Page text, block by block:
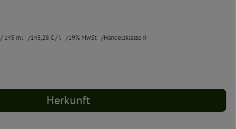
/ 145 ml 148,28 €/ l 19% MwSt Handelsklasse II
Herkunft